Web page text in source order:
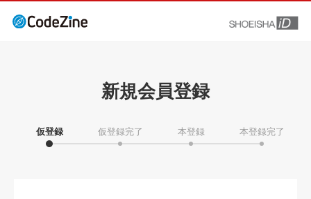
新規会員登録
仮登録 仮登録完了 本登録 本登録完了